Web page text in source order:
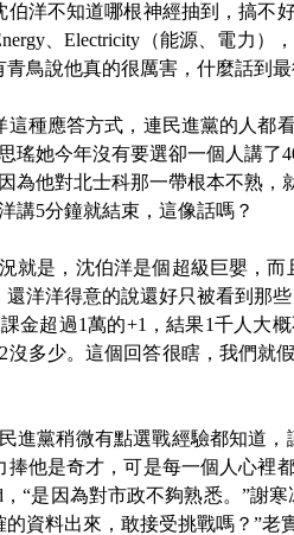
不知道哪根神經抽到，搞不
、Electricity（能源、電力
鳥說他真的很厲害，什麼話到
應答方式，連民進黨的人都
瑤她今年沒有要選卻一個人講
為他對北士科那一帶根本不熟
講5分鐘就結束，這像話嗎？
是，沈伯洋是個超級巨嬰，而
洋洋得意的說還好只被看到那
金超過1萬的+1，結果1千人大
沒多少。這個回答很瞎，我們就
黨稍微有點選戰經驗都知道，
捧他是奇才，可是每一個人心裡
“是因為對市政不夠熟悉。”謝
資料出來，敢接受挑戰嗎？”老